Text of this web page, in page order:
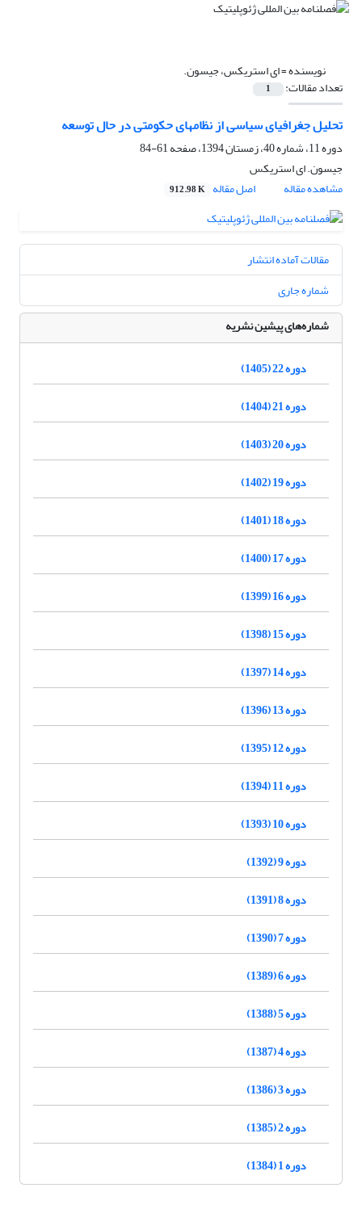
نویسنده =ای استریکس، جیسون.
تعداد مقالات: 1
تحلیل جغرافیای سیاسی از نظامهای حکومتی در حال توسعه
دوره 11، شماره 40، زمستان 1394، صفحه
61-84
جیسون. ای استریکس
مشاهده مقاله
اصل مقاله 912.98 K
مقالات آماده انتشار
شماره جاری
شماره‌های پیشین نشریه
دوره 22 (1405)
دوره 21 (1404)
دوره 20 (1403)
دوره 19 (1402)
دوره 18 (1401)
دوره 17 (1400)
دوره 16 (1399)
دوره 15 (1398)
دوره 14 (1397)
دوره 13 (1396)
دوره 12 (1395)
دوره 11 (1394)
دوره 10 (1393)
دوره 9 (1392)
دوره 8 (1391)
دوره 7 (1390)
دوره 6 (1389)
دوره 5 (1388)
دوره 4 (1387)
دوره 3 (1386)
دوره 2 (1385)
دوره 1 (1384)